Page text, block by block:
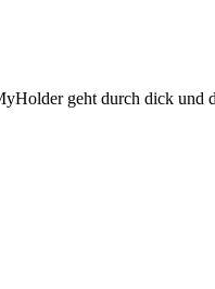
geht durch dick und